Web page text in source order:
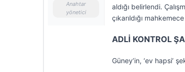
Anahtar
yönetici
aldığı belirlendi.
çıkarıldığı
ADLİ KONTROL
Güney’in, ‘ev hapsi’